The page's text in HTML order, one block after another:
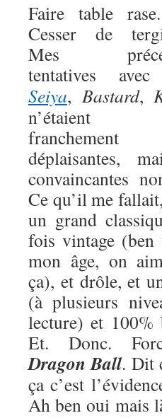
Faire table
Cesser de
Mes
tentatives avec
Seiya, Bastard,
n’étaient
franchement
déplaisantes,
convaincantes
Ce qu’il me
un grand
fois vintage (ben
mon âge, on
ça), et drôle, et
(à plusieurs
lecture) et 100%
Et. Donc.
Dragon Ball. Dit
ça c’est
Ah ben oui mais